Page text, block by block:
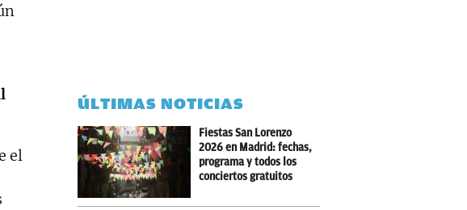
el
ÚLTIMAS NOTICIAS
Fiestas San Lorenzo
2026 en Madrid: fechas,
programa y todos los
conciertos gratuitos